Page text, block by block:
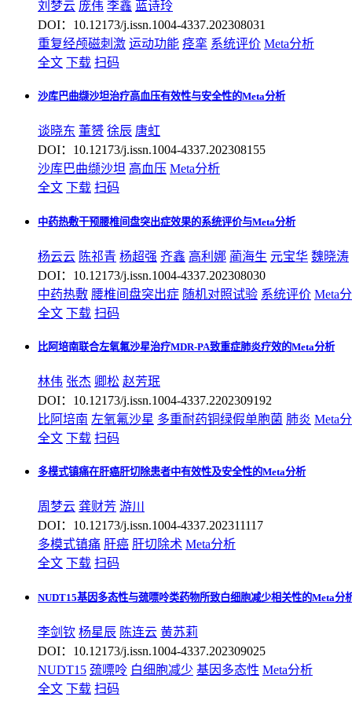
刘梦云 庞伟 李鑫 蓝诗玲
DOI：10.12173/j.issn.1004-4337.202308031
重复经颅磁刺激 运动功能 痉挛 系统评价 Meta分析
全文 下载 扫码
沙库巴曲缬沙坦治疗高血压有效性与安全性的Meta分析
谈晓东 董赟 徐辰 唐虹
DOI：10.12173/j.issn.1004-4337.202308155
沙库巴曲缬沙坦 高血压 Meta分析
全文 下载 扫码
中药热敷干预腰椎间盘突出症效果的系统评价与Meta分析
杨云云 陈祁青 杨超强 齐鑫 高利娜 蔺海生 元宝华 魏晓涛
DOI：10.12173/j.issn.1004-4337.202308030
中药热敷 腰椎间盘突出症 随机对照试验 系统评价 Meta
全文 下载 扫码
比阿培南联合左氧氟沙星治疗MDR-PA致重症肺炎疗效的Meta分析
林伟 张杰 卿松 赵芳珉
DOI：10.12173/j.issn.1004-4337.2202309192
比阿培南 左氧氟沙星 多重耐药铜绿假单胞菌 肺炎 Meta
全文 下载 扫码
多模式镇痛在肝癌肝切除患者中有效性及安全性的Meta分析
周梦云 龚财芳 游川
DOI：10.12173/j.issn.1004-4337.202311117
多模式镇痛 肝癌 肝切除术 Meta分析
全文
下载 扫码
NUDT15基因多态性与巯嘌呤类药物所致白细胞减少相关性的Meta分
李剑钦 杨星辰 陈连云 黄苏莉
DOI：10.12173/j.issn.1004-4337.202309025
NUDT15 巯嘌呤 白细胞减少 基因多态性 Meta分析
全文 下载 扫码